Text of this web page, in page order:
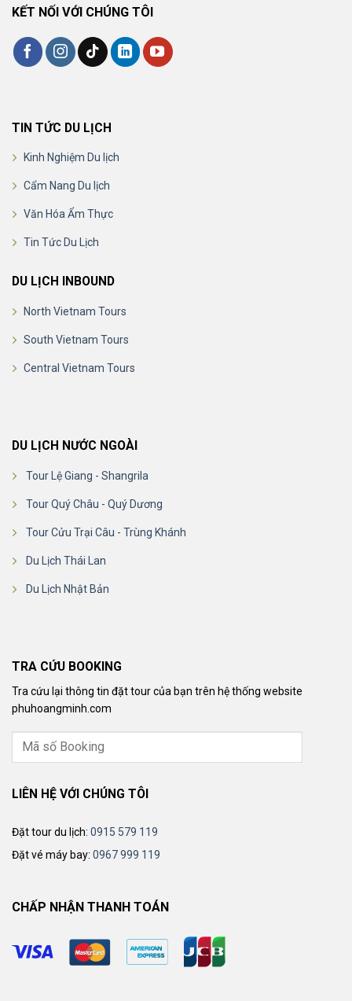
KẾT NỐI VỚI CHÚNG TÔI
TIN TỨC DU LỊCH
Kinh Nghiệm Du lịch
Cẩm Nang Du lịch
Văn Hóa Ẩm Thực
Tin Tức Du Lịch
DU LỊCH INBOUND
North Vietnam Tours
South Vietnam Tours
Central Vietnam Tours
DU LỊCH NƯỚC NGOÀI
Tour Lệ Giang - Shangrila
Tour Quý Châu - Quý Dương
Tour Cửu Trại Câu - Trùng Khánh
Du Lịch Thái Lan
Du Lịch Nhật Bản
TRA CỨU BOOKING
Tra cứu lại thông tin đặt tour của bạn trên hệ thống website
phuhoangminh.com
LIÊN HỆ VỚI CHÚNG TÔI
Đặt tour du lịch: 0915 579 119
Đặt vé máy bay: 0967 999 119
CHẤP NHẬN THANH TOÁN